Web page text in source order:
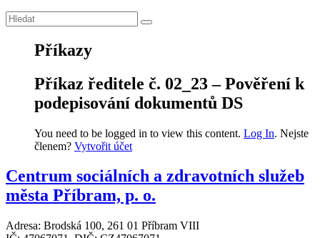
Příkazy
Příkaz ředitele č. 02_23 – Pověření k
podepisování dokumentů DS
You need to be logged in to view this content. Log In. Nejste
členem? Vytvořit účet
Centrum sociálních a zdravotních služeb
města Příbram, p. o.
Adresa: Brodská 100, 261 01 Příbram VIII